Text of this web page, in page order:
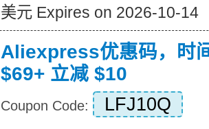
美元 Expires on 2026-10-14
Aliexpress优惠码，时
$69+ 立减 $10
Coupon Code: LFJ10Q